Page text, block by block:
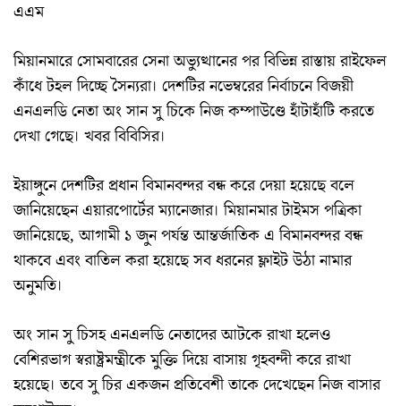
এএম
মিয়ানমারে সোমবারের সেনা অভ্যুত্থানের পর বিভিন্ন রাস্তায় রাইফেল
কাঁধে টহল দিচ্ছে সৈন্যরা। দেশটির নভেম্বরের নির্বাচনে বিজয়ী
এনএলডি নেতা অং সান সু চিকে নিজ কম্পাউণ্ডে হাঁটাহাঁটি করতে
দেখা গেছে। খবর বিবিসির।
ইয়াঙ্গুনে দেশটির প্রধান বিমানবন্দর বন্ধ করে দেয়া হয়েছে বলে
জানিয়েছেন এয়ারপোর্টের ম্যানেজার। মিয়ানমার টাইমস পত্রিকা
জানিয়েছে, আগামী ১ জুন পর্যন্ত আন্তর্জাতিক এ বিমানবন্দর বন্ধ
থাকবে এবং বাতিল করা হয়েছে সব ধরনের ফ্লাইট উঠা নামার
অনুমতি।
অং সান সু চিসহ এনএলডি নেতাদের আটকে রাখা হলেও
বেশিরভাগ স্বরাষ্ট্রমন্ত্রীকে মুক্তি দিয়ে বাসায় গৃহবন্দী করে রাখা
হয়েছে। তবে সু চির একজন প্রতিবেশী তাকে দেখেছেন নিজ বাসার